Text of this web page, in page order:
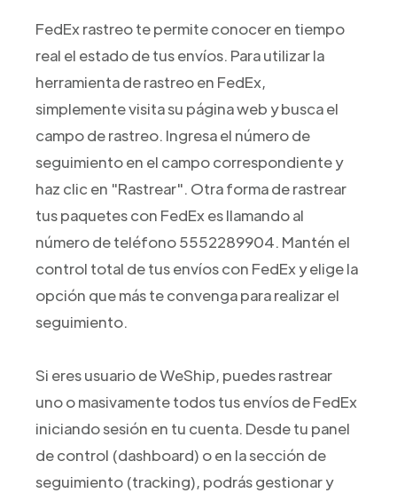
FedEx rastreo te permite conocer en tiempo
real el estado de tus envíos. Para utilizar la
herramienta de rastreo en FedEx,
simplemente visita su página web y busca el
campo de rastreo. Ingresa el número de
seguimiento en el campo correspondiente y
haz clic en "Rastrear". Otra forma de rastrear
tus paquetes con FedEx es llamando al
número de teléfono 5552289904. Mantén el
control total de tus envíos con FedEx y elige la
opción que más te convenga para realizar el
seguimiento.
Si eres usuario de WeShip, puedes rastrear
uno o masivamente todos tus envíos de FedEx
iniciando sesión en tu cuenta. Desde tu panel
de control (dashboard) o en la sección de
seguimiento (tracking), podrás gestionar y